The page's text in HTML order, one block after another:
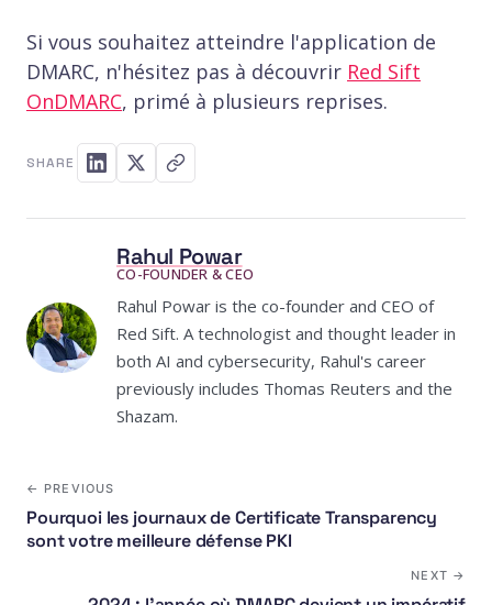
Si vous souhaitez atteindre l'application de
DMARC, n'hésitez pas à découvrir Red Sift
OnDMARC, primé à plusieurs reprises.
SHARE
Rahul Powar
CO-FOUNDER & CEO
Rahul Powar is the co-founder and CEO of
Red Sift. A technologist and thought leader in
both AI and cybersecurity, Rahul's career
previously includes Thomas Reuters and the
Shazam.
← PREVIOUS
Pourquoi les journaux de Certificate Transparency
sont votre meilleure défense PKI
NEXT →